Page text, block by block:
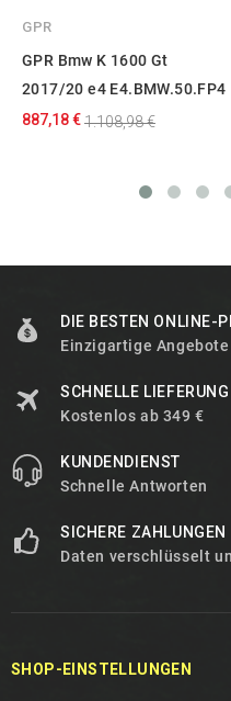
GPR
GPR Bmw K 1600 Gt
2017/20 e4 E4.BMW.50.FP4
887,18 €1.108,98 €
DIE BESTEN ONLINE-
Einzigartige Angebote
SCHNELLE LIEFERUNG
Kostenlos ab 349 €
KUNDENDIENST
Schnelle Antworten
SICHERE ZAHLUNGEN
Daten verschlüsselt
SHOP-EINSTELLUNGEN